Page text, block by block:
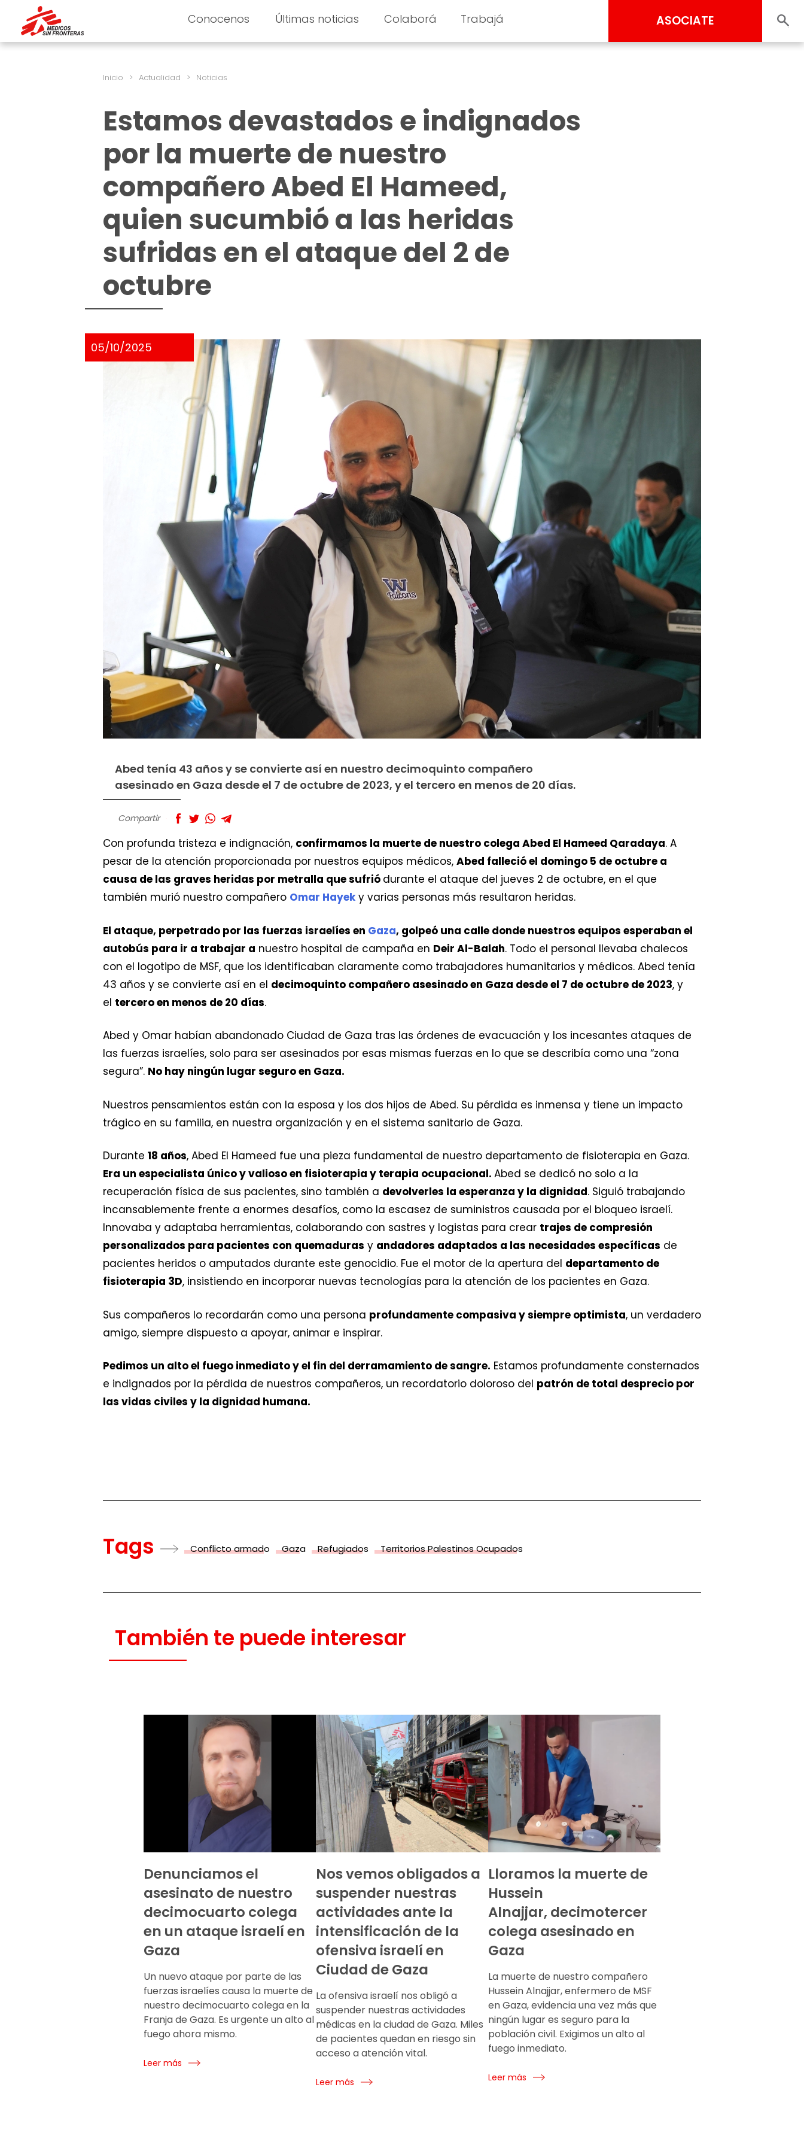
Conocenos Últimas noticias Colaborá Trabajá ASOCIATE
Inicio > Actualidad > Noticias
Estamos devastados e indignados
por la muerte de nuestro
compañero Abed El Hameed,
quien sucumbió a las heridas
sufridas en el ataque del 2 de
octubre
05/10/2025
Abed tenía 43 años y se convierte así en nuestro decimoquinto compañero
asesinado en Gaza desde el 7 de octubre de 2023, y el tercero en menos de 20 días.
Compartir
Con profunda tristeza e indignación, confirmamos la muerte de nuestro colega Abed El Hameed Qaradaya. A
pesar de la atención proporcionada por nuestros equipos médicos, Abed falleció el domingo 5 de octubre a
causa de las graves heridas por metralla que sufrió durante el ataque del jueves 2 de octubre, en el que
también murió nuestro compañero Omar Hayek y varias personas más resultaron heridas.
El ataque, perpetrado por las fuerzas israelíes en Gaza, golpeó una calle donde nuestros equipos esperaban el
autobús para ir a trabajar a nuestro hospital de campaña en Deir Al-Balah. Todo el personal llevaba chalecos
con el logotipo de MSF, que los identificaban claramente como trabajadores humanitarios y médicos. Abed tenía
43 años y se convierte así en el decimoquinto compañero asesinado en Gaza desde el 7 de octubre de 2023, y
el tercero en menos de 20 días.
Abed y Omar habían abandonado Ciudad de Gaza tras las órdenes de evacuación y los incesantes ataques de
las fuerzas israelíes, solo para ser asesinados por esas mismas fuerzas en lo que se describía como una “zona
segura”. No hay ningún lugar seguro en Gaza.
Nuestros pensamientos están con la esposa y los dos hijos de Abed. Su pérdida es inmensa y tiene un impacto
trágico en su familia, en nuestra organización y en el sistema sanitario de Gaza.
Durante 18 años, Abed El Hameed fue una pieza fundamental de nuestro departamento de fisioterapia en Gaza.
Era un especialista único y valioso en fisioterapia y terapia ocupacional. Abed se dedicó no solo a la
recuperación física de sus pacientes, sino también a devolverles la esperanza y la dignidad. Siguió trabajando
incansablemente frente a enormes desafíos, como la escasez de suministros causada por el bloqueo israelí.
Innovaba y adaptaba herramientas, colaborando con sastres y logistas para crear trajes de compresión
personalizados para pacientes con quemaduras y andadores adaptados a las necesidades específicas de
pacientes heridos o amputados durante este genocidio. Fue el motor de la apertura del departamento de
fisioterapia 3D, insistiendo en incorporar nuevas tecnologías para la atención de los pacientes en Gaza.
Sus compañeros lo recordarán como una persona profundamente compasiva y siempre optimista, un verdadero
amigo, siempre dispuesto a apoyar, animar e inspirar.
Pedimos un alto el fuego inmediato y el fin del derramamiento de sangre. Estamos profundamente consternados
e indignados por la pérdida de nuestros compañeros, un recordatorio doloroso del patrón de total desprecio por
las vidas civiles y la dignidad humana.
Tags Conflicto armado Gaza Refugiados Territorios Palestinos Ocupados
También te puede interesar
Denunciamos el
asesinato de nuestro
decimocuarto colega
en un ataque israelí en
Gaza
Un nuevo ataque por parte de las
fuerzas israelíes causa la muerte de
nuestro decimocuarto colega en la
Franja de Gaza. Es urgente un alto al
fuego ahora mismo.
Leer más
Nos vemos obligados a
suspender nuestras
actividades ante la
intensificación de la
ofensiva israelí en
Ciudad de Gaza
La ofensiva israelí nos obligó a
suspender nuestras actividades
médicas en la ciudad de Gaza. Miles
de pacientes quedan en riesgo sin
acceso a atención vital.
Leer más
Lloramos la muerte de
Hussein
Alnajjar, decimotercer
colega asesinado en
Gaza
La muerte de nuestro compañero
Hussein Alnajjar, enfermero de MSF
en Gaza, evidencia una vez más que
ningún lugar es seguro para la
población civil. Exigimos un alto al
fuego inmediato.
Leer más